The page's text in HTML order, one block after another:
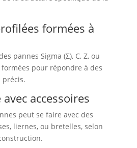
formées à
pannes Sigma (Σ), C, Z, ou
pour répondre à des
précis.
avec accessoires
peut se faire avec des
liernes, ou bretelles, selon